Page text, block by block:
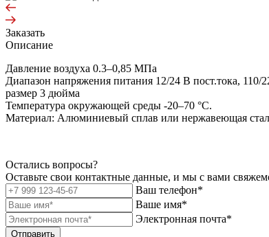
Заказать
Описание
Давление воздуха 0.3–0,85 МПа
Диапазон напряжения питания 12/24 В пост.тока, 110/
размер 3 дюйма
Температура окружающей среды -20–70 °C.
Материал: Алюминиевый сплав или нержавеющая
Остались вопросы?
Оставьте свои контактные данные, и мы с вами
Ваш телефон*
Ваше имя*
Электронная почта*
Отправить